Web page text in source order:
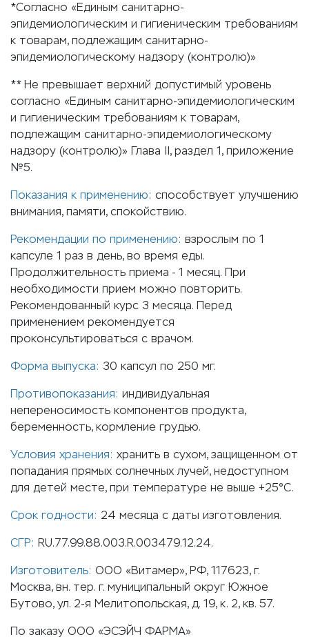
*Согласно «Единым санитарно-
эпидемиологическим и гигиеническим требованиям
к товарам, подлежащим санитарно-
эпидемиологическому надзору (контролю)»
** Не превышает верхний допустимый уровень
согласно «Единым санитарно-эпидемиологическим
и гигиеническим требованиям к товарам,
подлежащим санитарно-эпидемиологическому
надзору (контролю)» Глава II, раздел 1, приложение
№5.
Показания к применению: способствует улучшению
внимания, памяти, спокойствию.
Рекомендации по применению: взрослым по 1
капсуле 1 раз в день, во время еды.
Продолжительность приема - 1 месяц. При
необходимости прием можно повторить.
Рекомендованный курс 3 месяца. Перед
применением рекомендуется
проконсультироваться с врачом.
Форма выпуска: 30 капсул по 250 мг.
Противопоказания: индивидуальная
непереносимость компонентов продукта,
беременность, кормление грудью.
Условия хранения: хранить в сухом, защищенном от
попадания прямых солнечных лучей, недоступном
для детей месте, при температуре не выше +25°С.
Срок годности: 24 месяца с даты изготовления.
СГР: RU.77.99.88.003.R.003479.12.24.
Изготовитель: ООО «Витамер», РФ, 117623, г.
Москва, вн. тер. г. муниципальный округ Южное
Бутово, ул. 2-я Мелитопольская, д. 19, к. 2, кв. 57.
По заказу ООО «ЭСЭЙЧ ФАРМА»